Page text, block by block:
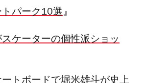
パーク10選』
ケーターの個性派ショッ